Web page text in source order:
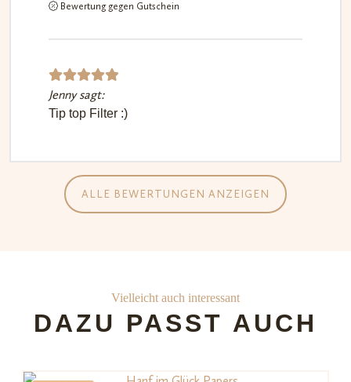
Bewertung gegen Gutschein
Bewerte
t mit5
Jenny sagt:
Tip top Filter :)
ALLE BEWERTUNGEN ANZEIGEN
Vielleicht auch interessant
DAZU PASST AUCH